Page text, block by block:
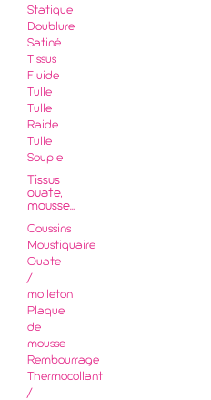
Statique
Doublure
Satiné
Tissus
Fluide
Tulle
Tulle
Raide
Tulle
Souple
Tissus
ouate,
mousse...
Coussins
Moustiquaire
Ouate
/
molleton
Plaque
de
mousse
Rembourrage
Thermocollant
/